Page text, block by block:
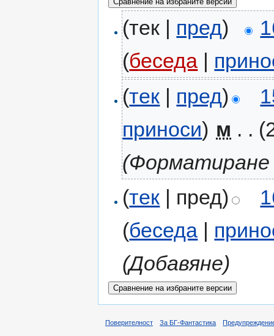
(тек | пред)
(беседа |
(тек | пред)
приноси) м . .
(Форматиране
(тек | пред)
(беседа |
(Добавяне)
Поверителност За БГ-Фантастика